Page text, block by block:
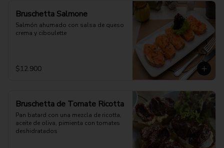
Bruschetta Salmone
Salmón ahumado con salsa de queso
crema y ciboulette
$12.900
Bruschetta de Tomate Ricotta
Pan batard con una mezcla de ricotta,
aceite de oliva, pimienta con tomates
deshidratados